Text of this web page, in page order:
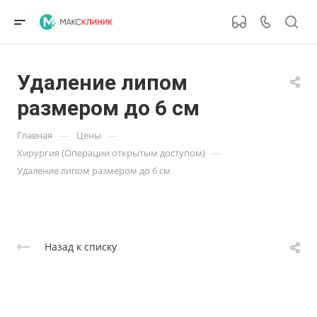
Удаление липом
размером до 6 см
Главная — Цены —
Хирургия (Операции открытым доступом) —
Удаление липом размером до 6 см
Назад к списку